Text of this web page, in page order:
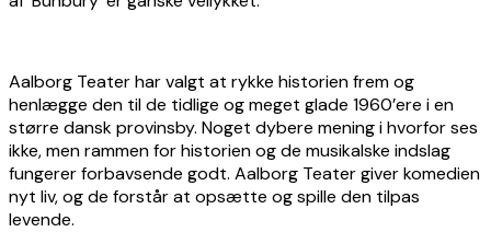
Aalborg Teater har valgt at rykke historien frem og
henlægge den til de tidlige og meget glade 1960’ere i en
større dansk provinsby. Noget dybere mening i hvorfor ses
ikke, men rammen for historien og de musikalske indslag
fungerer forbavsende godt. Aalborg Teater giver komedien
nyt liv, og de forstår at opsætte og spille den tilpas
levende.